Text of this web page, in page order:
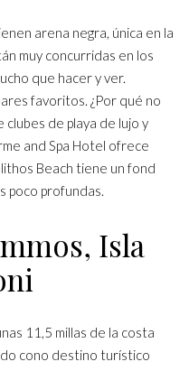
arena negra, única en la
muy concurridas en los
que hacer y ver.
favoritos. ¿Por qué no
de playa de lujo y
and Spa Hotel ofrece
Beach tiene un fond
poco profundas.
Isla
11,5 millas de la costa
cono destino turístico